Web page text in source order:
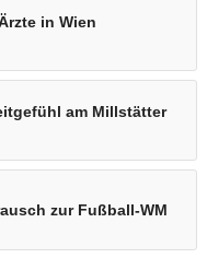
in Wien
am Millstätter
zur Fußball-WM